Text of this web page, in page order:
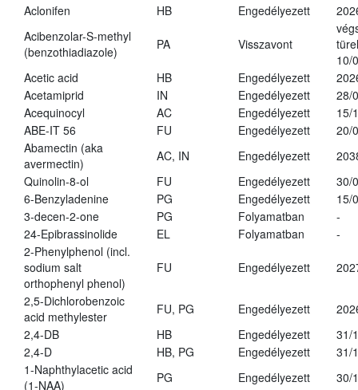
Aclonifen HB Engedélyezett
Acibenzolar-S-methyl
(benzothiadiazole)
PA Visszavont
10/
Acetic acid
HB Engedélyezett
Acetamiprid
IN Engedélyezett
28/
Acequinocyl
AC Engedélyezett
15/
ABE-IT 56
FU Engedélyezett
20/
Abamectin (aka
avermectin)
AC, IN Engedélyezett
Quinolin-8-ol
FU Engedélyezett
30/
6-Benzyladenine
PG Engedélyezett
15/
3-decen-2-one
PG Folyamatban
-
24-Epibrassinolide
EL Folyamatban
-
2-Phenylphenol (incl.
sodium salt
orthophenyl phenol)
FU Engedélyezett
2,5-Dichlorobenzoic
acid methylester
FU, PG Engedélyezett
2,4-DB
HB Engedélyezett
31/
2,4-D
HB, PG Engedélyezett
31/
1-Naphthylacetic acid
(1-NAA)
PG Engedélyezett
30/